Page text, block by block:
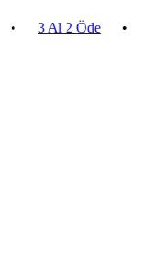
3 Al 2 Öde •
2.500